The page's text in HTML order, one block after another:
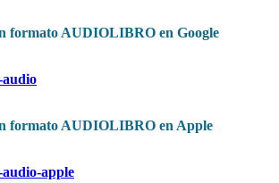
formato AUDIOLIBRO en Google
audio
formato AUDIOLIBRO en Apple
apple